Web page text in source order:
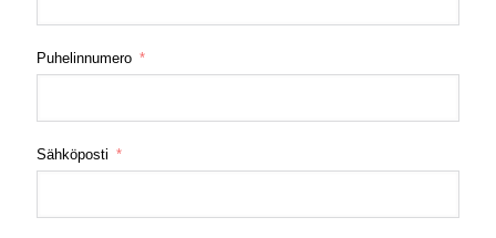
Puhelinnumero
Sähköposti